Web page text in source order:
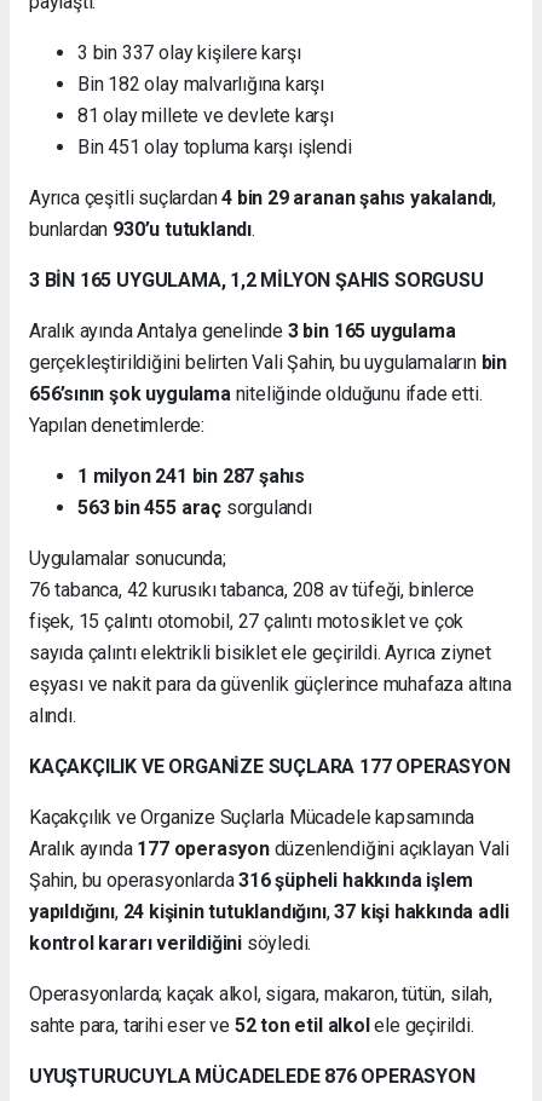
3 bin 337 olay kişilere karşı
Bin 182 olay malvarlığına karşı
81 olay millete ve devlete karşı
Bin 451 olay topluma karşı işlendi
Ayrıca çeşitli suçlardan4 bin 29 aranan şahıs yakalandı,
bunlardan 930’u tutuklandı.
3 BİN 165 UYGULAMA, 1,2 MİLYON ŞAHIS SORGUSU
Aralık ayında Antalya genelinde 3 bin 165 uygulama
gerçekleştirildiğini belirten Vali Şahin, bu uygulamaların bin
656’sının şok uygulama niteliğinde olduğunu ifade etti.
Yapılan denetimlerde:
1 milyon 241 bin 287 şahıs
563 bin 455 araçsorgulandı
Uygulamalar sonucunda;
76 tabanca, 42 kurusıkı tabanca, 208 av tüfeği, binlerce
fişek, 15 çalıntı otomobil, 27 çalıntı motosiklet ve çok
sayıda çalıntı elektrikli bisiklet ele geçirildi. Ayrıca ziynet
eşyası ve nakit para da güvenlik güçlerince muhafaza altına
alındı.
KAÇAKÇILIK VE ORGANİZE SUÇLARA 177 OPERASYON
Kaçakçılık ve Organize Suçlarla Mücadele kapsamında
Aralık ayında 177 operasyondüzenlendiğini açıklayan Vali
Şahin, bu operasyonlarda316 şüpheli hakkında işlem
yapıldığını, 24 kişinin tutuklandığını,37 kişi hakkında adli
kontrol kararı verildiğini söyledi.
Operasyonlarda; kaçak alkol, sigara, makaron, tütün, silah,
sahte para, tarihi eser ve 52 ton etil alkolele geçirildi.
UYUŞTURUCUYLA MÜCADELEDE 876 OPERASYON